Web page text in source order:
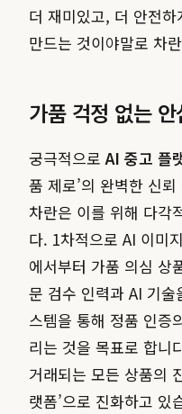
더 재미있고, 더 안전
만드는 것이야말로 차
가품 걱정 없는
궁극적으로AI 중고 플
품 제로’의 완벽한 신
차란은 이를 위해 다각
다. 1차적으로 AI 이미
에서부터 가품 의심 상
문 검수 인력과 AI 기술
스템을 통해 정품 인증
리는 것을 목표로 합니
거래되는 모든 상품의
랫폼’으로 진화하고 있